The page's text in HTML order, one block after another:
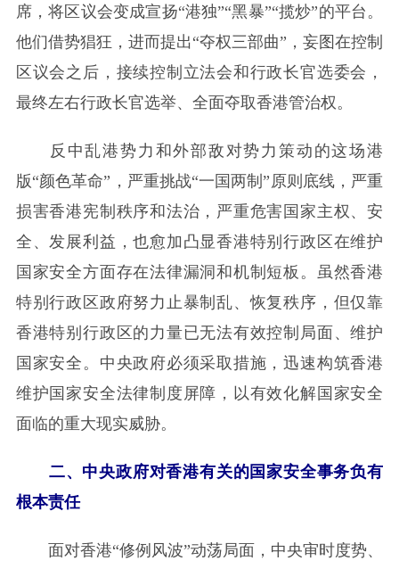
席，将区议会变成宣扬“港独”“黑暴”“揽炒”的平台。
他们借势猖狂，进而提出“夺权三部曲”，妄图在控制
区议会之后，接续控制立法会和行政长官选委会，
最终左右行政长官选举、全面夺取香港管治权。
反中乱港势力和外部敌对势力策动的这场港
版“颜色革命”，严重挑战“一国两制”原则底线，严重
损害香港宪制秩序和法治，严重危害国家主权、安
全、发展利益，也愈加凸显香港特别行政区在维护
国家安全方面存在法律漏洞和机制短板。虽然香港
特别行政区政府努力止暴制乱、恢复秩序，但仅靠
香港特别行政区的力量已无法有效控制局面、维护
国家安全。中央政府必须采取措施，迅速构筑香港
维护国家安全法律制度屏障，以有效化解国家安全
面临的重大现实威胁。
二、中央政府对香港有关的国家安全事务负有
根本责任
面对香港“修例风波”动荡局面，中央审时度势、